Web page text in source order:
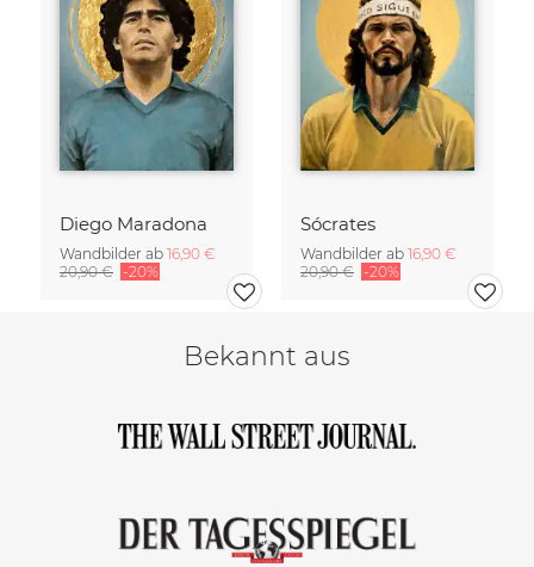
Diego Maradona
Wandbilder ab 16,90 €
20,90 € -20%
Sócrates
Wandbilder ab 16,90 €
20,90 € -20%
Bekannt aus